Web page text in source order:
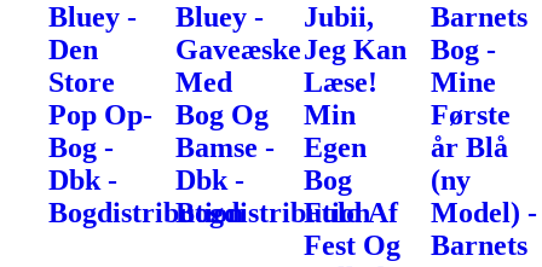
Bluey -
Den
Store
Pop Op-
Bog -
Dbk -
Bogdistribution
Bluey -
Gaveæske
Med
Bog Og
Bamse -
Dbk -
Bogdistribution
Jubii,
Jeg Kan
Læse!
Min
Egen
Bog
Fuld Af
Fest Og
Barnets
Bog -
Mine
Første
år Blå
(ny
Model) -
Barnets